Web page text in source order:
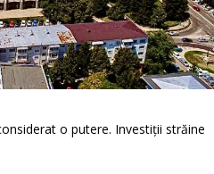
o putere. Investiții străine